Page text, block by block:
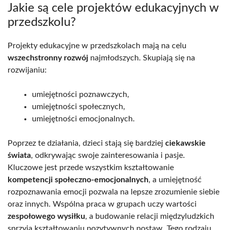
Jakie są cele projektów edukacyjnych w
przedszkolu?
Projekty edukacyjne w przedszkolach mają na celu
wszechstronny rozwój najmłodszych. Skupiają się na
rozwijaniu:
umiejętności poznawczych,
umiejętności społecznych,
umiejętności emocjonalnych.
Poprzez te działania, dzieci stają się bardziej ciekawskie
świata, odkrywając swoje zainteresowania i pasje.
Kluczowe jest przede wszystkim kształtowanie
kompetencji społeczno-emocjonalnych, a umiejętność
rozpoznawania emocji pozwala na lepsze zrozumienie siebie
oraz innych. Wspólna praca w grupach uczy wartości
zespołowego wysiłku, a budowanie relacji międzyludzkich